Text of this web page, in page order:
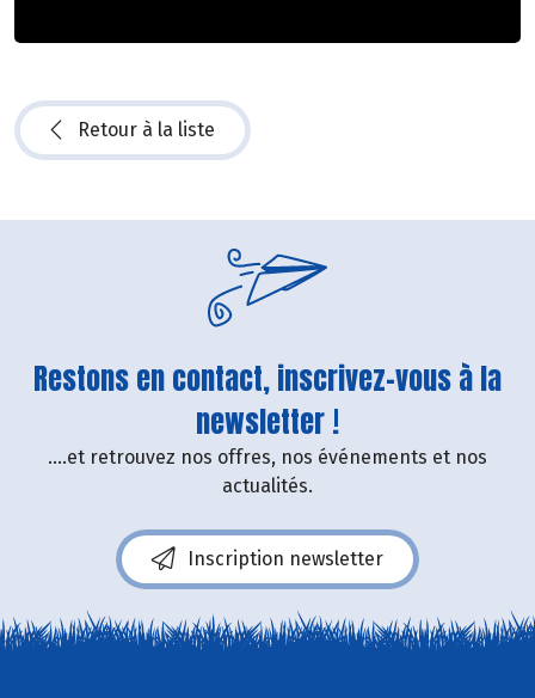
Retour à la liste
Restons en contact, inscrivez-vous à la
newsletter !
....et retrouvez nos offres, nos événements et nos
actualités.
Inscription newsletter